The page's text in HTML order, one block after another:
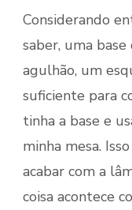
Considerando
saber, uma
agulhão, um
suficiente para
tinha a base e
minha mesa.
acabar com a
coisa acontece